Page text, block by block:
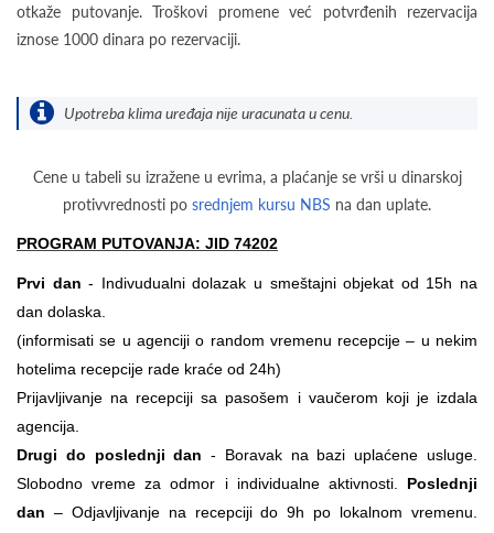
otkaže putovanje. Troškovi promene već potvrđenih rezervacija
iznose 1000 dinara po rezervaciji.
Upotreba klima uređaja nije uracunata u cenu.
Cene u tabeli su izražene u evrima, a plaćanje se vrši u dinarskoj
protivvrednosti po srednjem kursu NBS na dan uplate.
PROGRAM PUTOVANJA: JID 74202
Prvi dan- Indivudualni dolazak u smeštajni objekat od 15h na
dan dolaska.
(informisati se u agenciji o random vremenu recepcije – u nekim
hotelima recepcije rade kraće od 24h)
Prijavljivanje na recepciji sa pasošem i vaučerom koji je izdala
agencija.
Drugi do poslednji dan- Boravak na bazi uplaćene usluge.
Slobodno vreme za odmor i individualne aktivnosti. Poslednji
dan – Odjavljivanje na recepciji do 9h po lokalnom vremenu.